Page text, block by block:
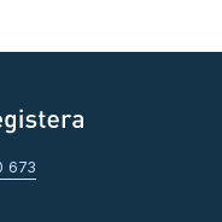
673